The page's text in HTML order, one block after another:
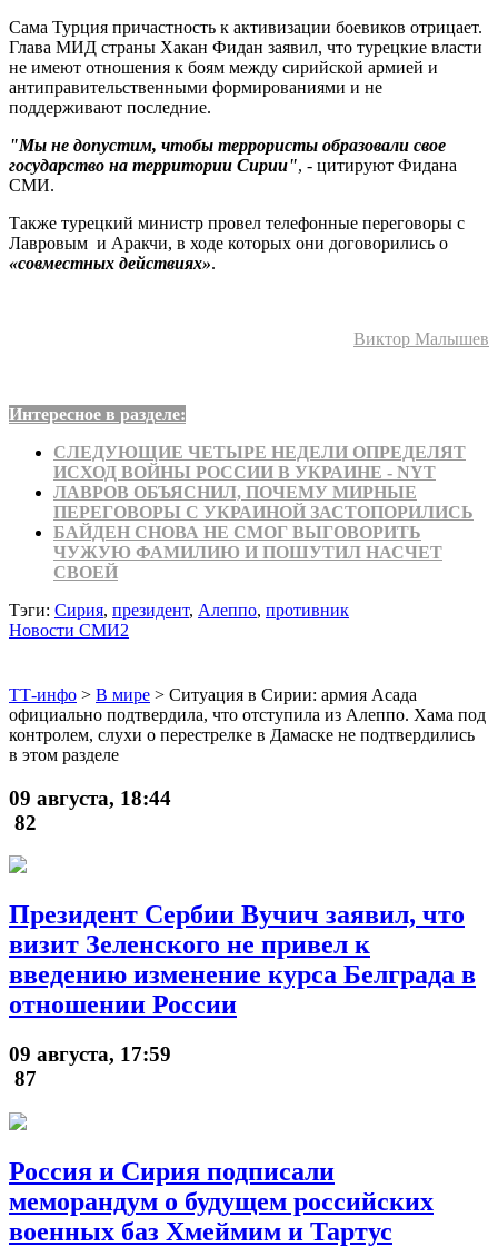
Сама Турция причастность к активизации боевиков отрицает.
Глава МИД страны Хакан Фидан заявил, что турецкие власти
не имеют отношения к боям между сирийской армией и
антиправительственными формированиями и не
поддерживают последние.
"Мы не допустим, чтобы террористы образовали свое
государство на территории Сирии", - цитируют Фидана
СМИ.
Также турецкий министр провел телефонные переговоры с
Лавровым и Аракчи, в ходе которых они договорились о
«совместных действиях».
Виктор Малышев
Интересное в разделе:
СЛЕДУЮЩИЕ ЧЕТЫРЕ НЕДЕЛИ ОПРЕДЕЛЯТ
ИСХОД ВОЙНЫ РОССИИ В УКРАИНЕ - NYT
ЛАВРОВ ОБЪЯСНИЛ, ПОЧЕМУ МИРНЫЕ
ПЕРЕГОВОРЫ С УКРАИНОЙ ЗАСТОПОРИЛИСЬ
БАЙДЕН СНОВА НЕ СМОГ ВЫГОВОРИТЬ
ЧУЖУЮ ФАМИЛИЮ И ПОШУТИЛ НАСЧЕТ
СВОЕЙ
Тэги: Сирия, президент, Алеппо, противник
Новости СМИ2
ТТ-инфо > В мире > Ситуация в Сирии: армия Асада
официально подтвердила, что отступила из Алеппо. Хама под
контролем, слухи о перестрелке в Дамаске не подтвердились
в этом разделе
09 августа, 18:44
82
Президент Сербии Вучич заявил, что
визит Зеленского не привел к
введению изменение курса Белграда в
отношении России
09 августа, 17:59
87
Россия и Сирия подписали
меморандум о будущем российских
военных баз Хмеймим и Тартус